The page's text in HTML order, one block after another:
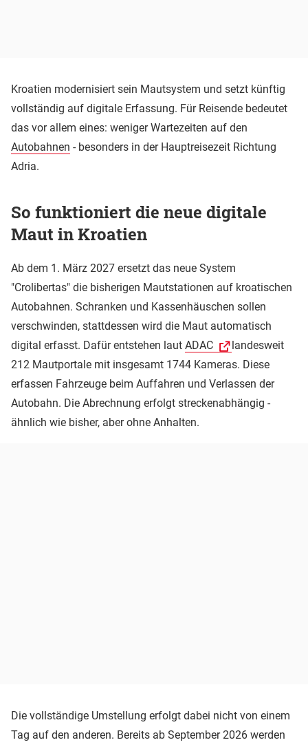
Kroatien modernisiert sein Mautsystem und setzt künftig
vollständig auf digitale Erfassung. Für Reisende bedeutet
das vor allem eines: weniger Wartezeiten auf den
Autobahnen - besonders in der Hauptreisezeit Richtung
Adria.
So funktioniert die neue digitale
Maut in Kroatien
Ab dem 1. März 2027 ersetzt das neue System
"Crolibertas" die bisherigen Mautstationen auf kroatischen
Autobahnen. Schranken und Kassenhäuschen sollen
verschwinden, stattdessen wird die Maut automatisch
digital erfasst. Dafür entstehen laut ADAC
landesweit
212 Mautportale mit insgesamt 1744 Kameras. Diese
erfassen Fahrzeuge beim Auffahren und Verlassen der
Autobahn. Die Abrechnung erfolgt streckenabhängig -
ähnlich wie bisher, aber ohne Anhalten.
Die vollständige Umstellung erfolgt dabei nicht von einem
Tag auf den anderen. Bereits ab September 2026 werden